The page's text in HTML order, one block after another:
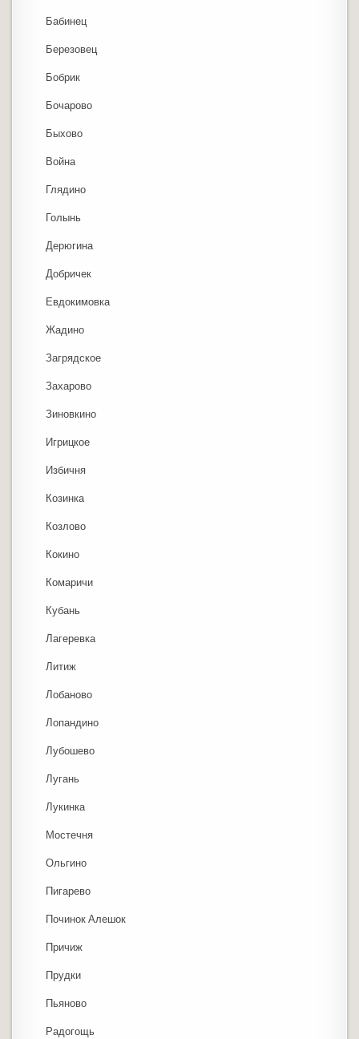
Бабинец
Березовец
Бобрик
Бочарово
Быхово
Война
Глядино
Голынь
Дерюгина
Добричек
Евдокимовка
Жадино
Загрядское
Захарово
Зиновкино
Игрицкое
Избичня
Козинка
Козлово
Кокино
Комаричи
Кубань
Лагеревка
Литиж
Лобаново
Лопандино
Лубошево
Лугань
Лукинка
Мостечня
Ольгино
Пигарево
Починок Алешок
Причиж
Прудки
Пьяново
Радогощь